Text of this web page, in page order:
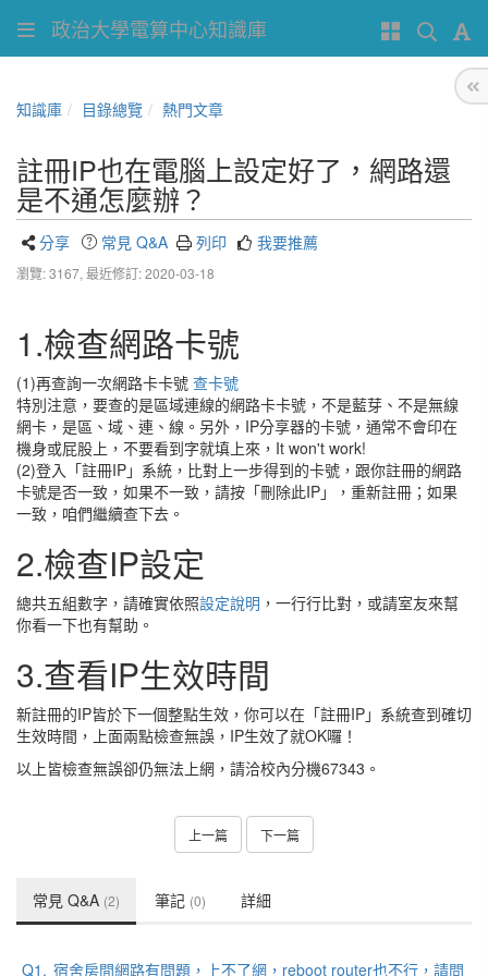
政治大學電算中心知識庫
知識庫 目錄總覽 熱門文章
註冊IP也在電腦上設定好了，網路還
是不通怎麼辦？
分享 常見 Q&A 列印 我要推薦
瀏覽: 3167, 最近修訂: 2020-03-18
1.檢查網路卡號
(1)再查詢一次網路卡卡號 查卡號
特別注意，要查的是區域連線的網路卡卡號，不是藍芽、不是無線
網卡，是區、域、連、線。另外，IP分享器的卡號，通常不會印在
機身或屁股上，不要看到字就填上來，It won't work!
(2)登入「註冊IP」系統，比對上一步得到的卡號，跟你註冊的網路
卡號是否一致，如果不一致，請按「刪除此IP」，重新註冊；如果
一致，咱們繼續查下去。
2.檢查IP設定
總共五組數字，請確實依照設定說明 ，一行行比對，或請室友來幫
你看一下也有幫助。
3.查看IP生效時間
新註冊的IP皆於下一個整點生效，你可以在「註冊IP」系統查到確切
生效時間，上面兩點檢查無誤，IP生效了就OK囉！
以上皆檢查無誤卻仍無法上網，請洽校內分機67343。
上一篇 下一篇
常見 Q&A (2) 筆記 (0) 詳細
Q1. 宿舍房間網路有問題，上不了網，reboot router也不行，請問